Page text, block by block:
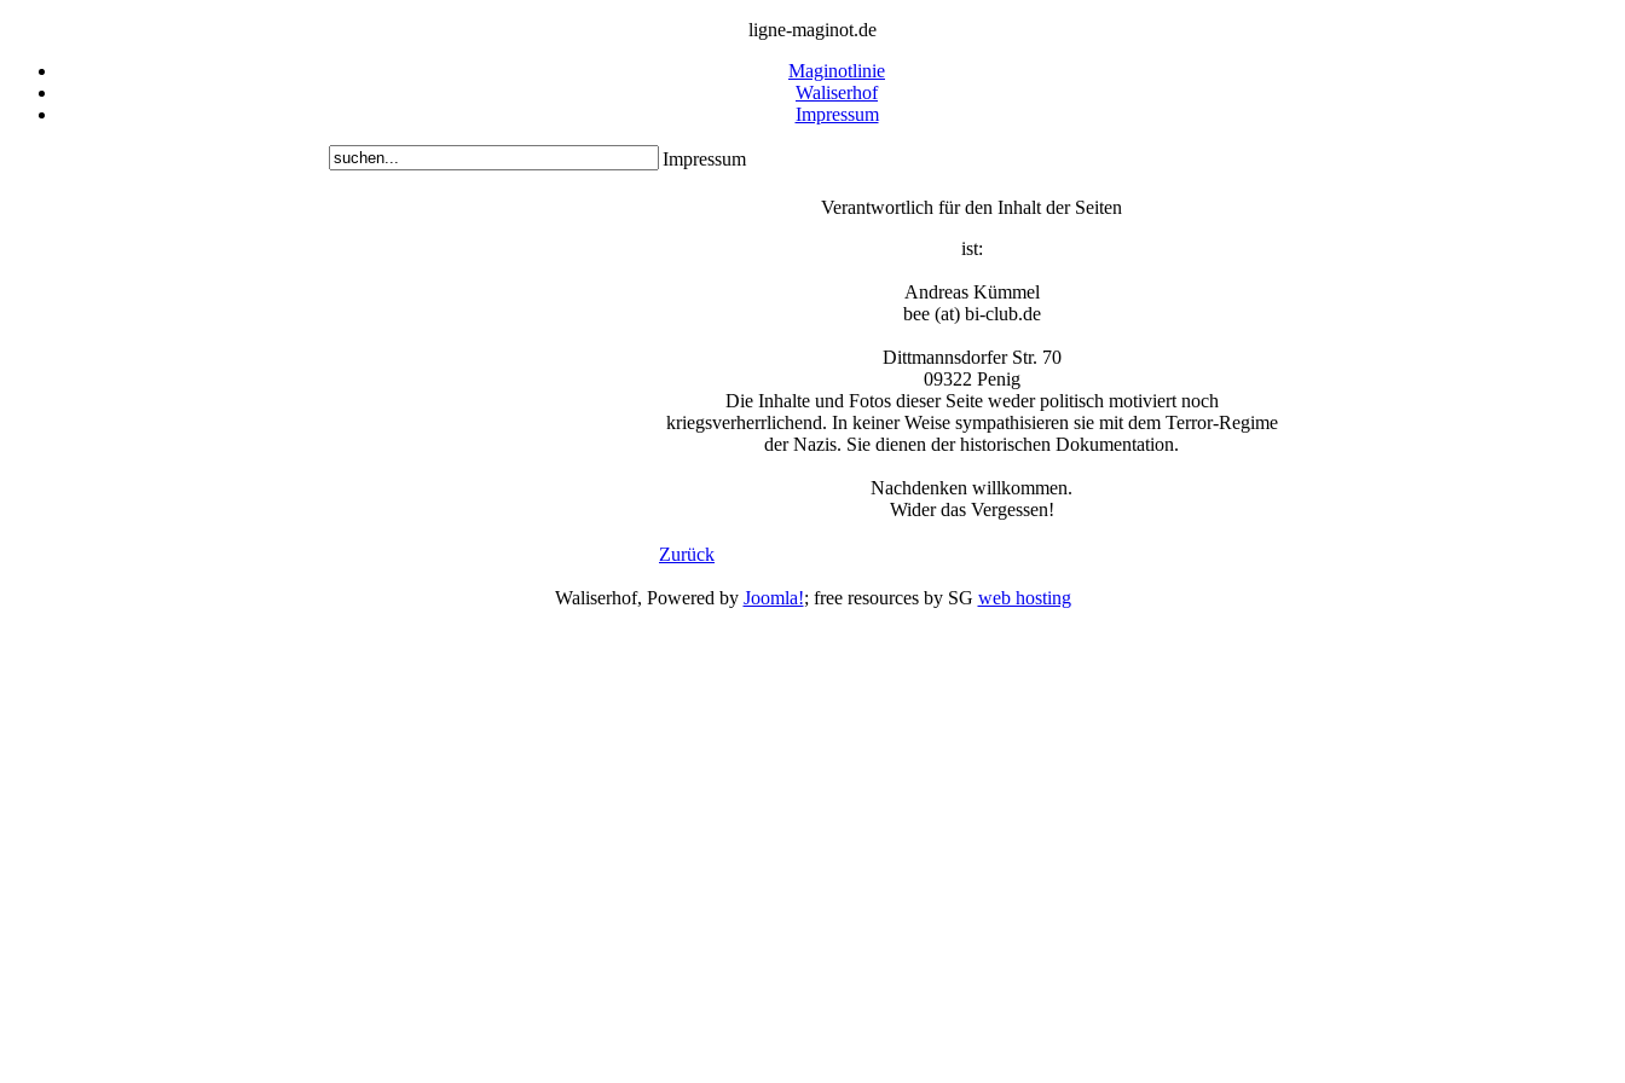
ligne-maginot.de
Maginotlinie
Waliserhof
Impressum
Impressum
Verantwortlich für den Inhalt der Seiten
ist:
Andreas Kümmel
bee (at) bi-club.de
Dittmannsdorfer Str. 70
09322 Penig
Die Inhalte und Fotos dieser Seite weder politisch motiviert noch
kriegsverherrlichend. In keiner Weise sympathisieren sie mit dem Terror-Regime
der Nazis. Sie dienen der historischen Dokumentation.
Nachdenken willkommen.
Wider das Vergessen!
Zurück
Waliserhof, Powered by Joomla!; free resources by SG web hosting